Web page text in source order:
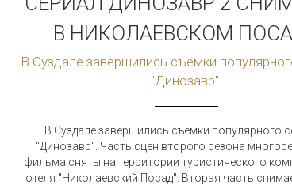
В НИКОЛАЕВСКОМ
В Суздале завершились съемки
"Динозавр".
В Суздале завершились съемки популярного
"Динозавр". Часть сцен второго сезона
фильма сняты на территории туристического
отеля "Николаевский Посад". Вторая часть